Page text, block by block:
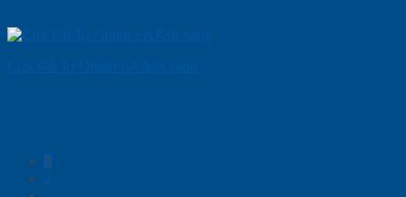
Cửa Gỗ Tự Nhiên 6A Ash sang
1
2